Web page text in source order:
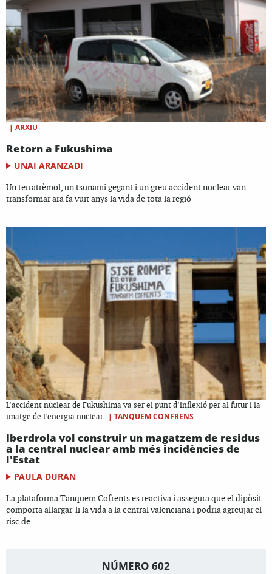
| ARXIU
Retorn a Fukushima
UNAI ARANZADI
Un terratrèmol, un tsunami gegant i un greu accident nuclear van
transformar ara fa vuit anys la vida de tota la regió
L’accident nuclear de Fukushima va ser el punt d’inflexió per al futur i la
imatge de l’energia nuclear
| TANQUEM CONFRENS
Iberdrola vol construir un magatzem de residus
a la central nuclear amb més incidències de
l'Estat
PAULA DURAN
La plataforma Tanquem Cofrents es reactiva i assegura que el dipòsit
comporta allargar-li la vida a la central valenciana i podria agreujar el
risc de...
NÚMERO 602